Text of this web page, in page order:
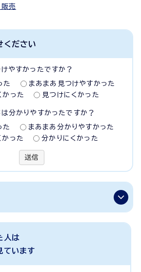
売
ください
やすかったですか？
た
まあまあ見つけやすかった
かった
見つけにくかった
分かりやすかったですか？
た
まあまあ分かりやすかった
かった
分かりにくかった
送信
人は
ています